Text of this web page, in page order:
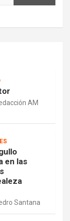
AM
en las
Santana